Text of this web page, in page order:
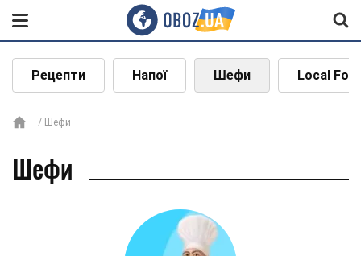
Рецепти Напої Шефи Local
Шефи
Шефи